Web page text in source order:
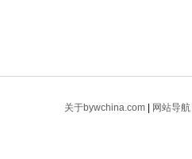
关于bywchina.com 网站导航